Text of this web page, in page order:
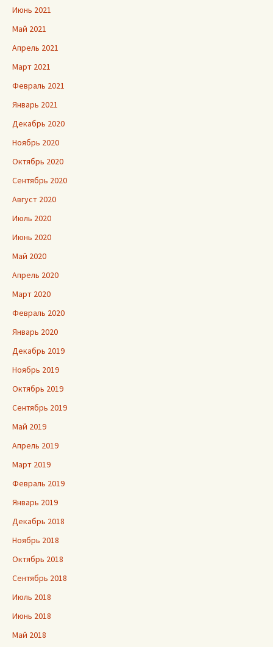
Июнь 2021
Май 2021
Апрель 2021
Март 2021
Февраль 2021
Январь 2021
Декабрь 2020
Ноябрь 2020
Октябрь 2020
Сентябрь 2020
Август 2020
Июль 2020
Июнь 2020
Май 2020
Апрель 2020
Март 2020
Февраль 2020
Январь 2020
Декабрь 2019
Ноябрь 2019
Октябрь 2019
Сентябрь 2019
Май 2019
Апрель 2019
Март 2019
Февраль 2019
Январь 2019
Декабрь 2018
Ноябрь 2018
Октябрь 2018
Сентябрь 2018
Июль 2018
Июнь 2018
Май 2018